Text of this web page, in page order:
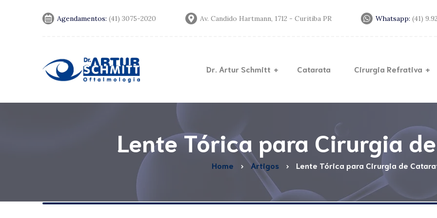
Agendamentos: (41) 3075-2020 Av. Candido Hartmann, 1712 - Curitiba PR Whatsapp: (41)
Dr. Artur Schmitt
Notícias
Catarata Cirurgia Refrativa
Miopia
Anel
Lente Tórica para Cirurgia
Home Artigos Lente Tórica para Cirurgia de